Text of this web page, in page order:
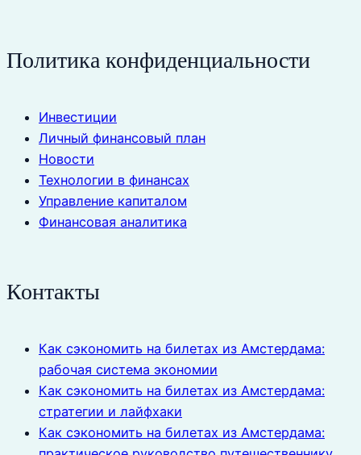
Политика конфиденциальности
Инвестиции
Личный финансовый план
Новости
Технологии в финансах
Управление капиталом
Финансовая аналитика
Контакты
Как сэкономить на билетах из Амстердама:
рабочая система экономии
Как сэкономить на билетах из Амстердама:
стратегии и лайфхаки
Как сэкономить на билетах из Амстердама: